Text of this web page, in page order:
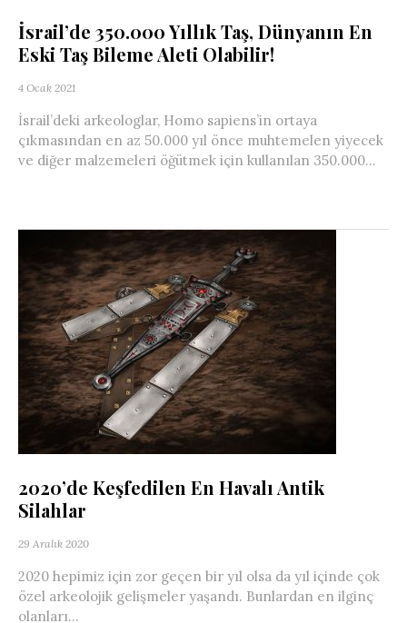
İsrail’de 350.000 Yıllık Taş, Dünyanın En
Eski Taş Bileme Aleti Olabilir!
4 Ocak 2021
İsrail’deki arkeologlar, Homo sapiens’in ortaya
çıkmasından en az 50.000 yıl önce muhtemelen yiyecek
ve diğer malzemeleri öğütmek için kullanılan 350.000...
2020’de Keşfedilen En Havalı Antik
Silahlar
29 Aralık 2020
2020 hepimiz için zor geçen bir yıl olsa da yıl içinde çok
özel arkeolojik gelişmeler yaşandı. Bunlardan en ilginç
olanları...